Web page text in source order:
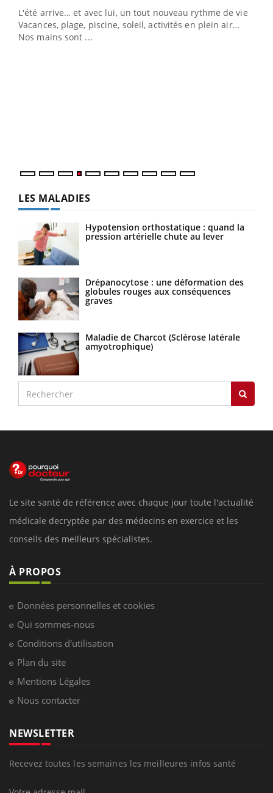
L'été arrive… et avec lui, un tout nouveau rythme de vie !
Vacances, plage, piscine, soleil, activités en plein air…
Nos mains sont ...
LES MALADIES
Hypotension orthostatique : quand la
pression artérielle chute au lever
Drépanocytose : une déformation des
globules rouges aux conséquences
graves
Maladie de Charcot (Sclérose latérale
amyotrophique)
Le site santé de référence avec chaque jour toute l'actualité
médicale decryptée par des médecins en exercice et les
conseils des meilleurs spécialistes.
À PROPOS
Données personnelles et cookies
Qui sommes-nous
Conditions d'utilisation
Plan du site
Mentions Légales
Nous contacter
NEWSLETTER
Recevez toutes les semaines les meilleures infos santé